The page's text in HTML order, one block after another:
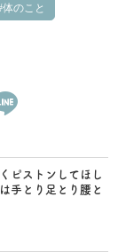
体のこと
ピストンしてほし
手とり足とり腰と